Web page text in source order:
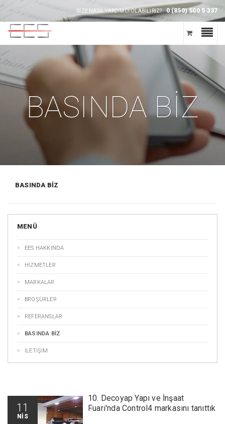
SİZE NASIL YARDIMCI OLABİLİRİZ? 0 (850) 500 5 337
BASINDA BİZ
BASINDA BİZ
MENÜ
EES HAKKINDA
HİZMETLER
MARKALAR
BROŞÜRLER
REFERANSLAR
BASINDA BİZ
İLETİŞİM
11
NİS
10. Decoyap Yapı ve İnşaat
Fuarı'nda Control4 markasını tanıttık